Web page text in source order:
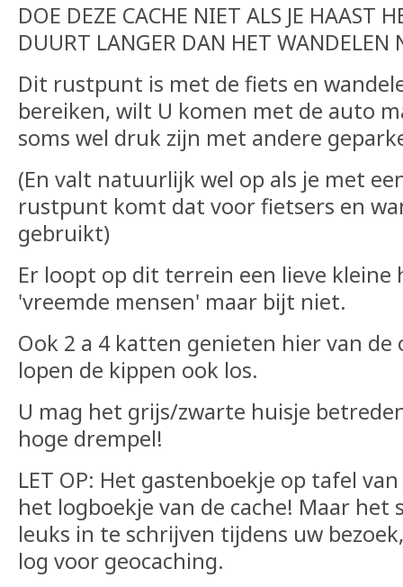
DOE DEZE CACHE NIET ALS JE HAAST
DUURT LANGER DAN HET WANDELEN
Dit rustpunt is met de fiets en
bereiken, wilt U komen met de auto
soms wel druk zijn met andere
(En valt natuurlijk wel op als je met
rustpunt komt dat voor fietsers en
gebruikt)
Er loopt op dit terrein een lieve kleine
'vreemde mensen' maar bijt niet.
Ook 2 a 4 katten genieten hier van de
lopen de kippen ook los.
U mag het grijs/zwarte huisje
hoge drempel!
LET OP: Het gastenboekje op tafel
het logboekje van de cache! Maar het
leuks in te schrijven tijdens uw
log voor geocaching.